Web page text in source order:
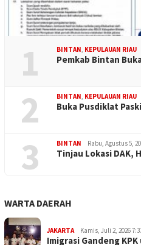
1 BINTAN KEPULAUAN RIAU
Pemkab Bintan
2 BINTAN KEPULAUAN RIAU
Buka Pusdiklat
3 BINTAN Rabu, Agustus 5,
Tinjau Lokasi DAK,
WARTA DAERAH
JAKARTA Kamis, Juli 2, 2026
Imigrasi Gandeng